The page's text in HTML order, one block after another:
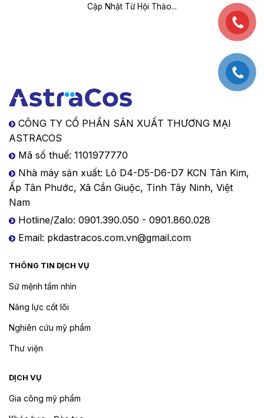
Cập Nhật Từ Hội Thảo...
CÔNG TY CỔ PHẦN SẢN XUẤT THƯƠNG MẠI
ASTRACOS
Mã số thuế: 1101977770
Nhà máy sản xuất: Lô D4-D5-D6-D7 KCN Tân Kim,
Ấp Tân Phước, Xã Cần Giuộc, Tỉnh Tây Ninh, Việt
Nam
Hotline/Zalo: 0901.390.050 - 0901.860.028
Email: pkdastracos.com.vn@gmail.com
THÔNG TIN DỊCH VỤ
Sứ mệnh tầm nhìn
Năng lực cốt lõi
Nghiên cứu mỹ phẩm
Thư viện
DỊCH VỤ
Gia công mỹ phẩm